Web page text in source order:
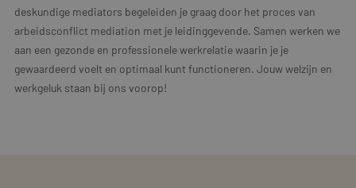
deskundige mediators begeleiden je graag door het proces van
arbeidsconflict mediation met je leidinggevende. Samen werken we
aan een gezonde en professionele werkrelatie waarin je je
gewaardeerd voelt en optimaal kunt functioneren. Jouw welzijn en
werkgeluk staan bij ons voorop!